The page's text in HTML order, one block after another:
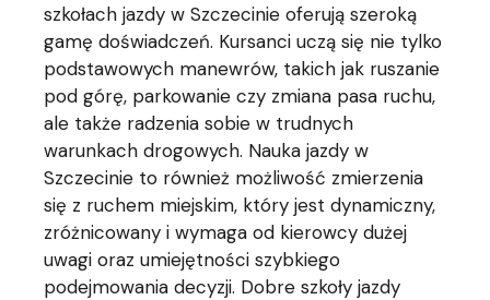
szkołach jazdy w Szczecinie oferują szeroką
gamę doświadczeń. Kursanci uczą się nie tylko
podstawowych manewrów, takich jak ruszanie
pod górę, parkowanie czy zmiana pasa ruchu,
ale także radzenia sobie w trudnych
warunkach drogowych. Nauka jazdy w
Szczecinie to również możliwość zmierzenia
się z ruchem miejskim, który jest dynamiczny,
zróżnicowany i wymaga od kierowcy dużej
uwagi oraz umiejętności szybkiego
podejmowania decyzji. Dobre szkoły jazdy